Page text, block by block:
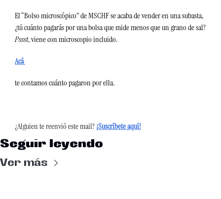
El “Bolso microscópico” de MSCHF se acaba de vender en una subasta,
Pssst, viene con microscopio incluido.
Acá
te contamos cuánto pagaron por ella.
¿Alguien te reenvió este mail?¡Suscríbete aquí!
Seguir leyendo
Ver más